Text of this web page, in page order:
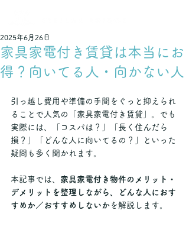
家具家電付き賃貸は本当にお
得？向いてる人・向かない人
2025年6月26日
引っ越し費用や準備の手間をぐっと抑えられ
ることで人気の「家具家電付き賃貸」。でも
実際には、「コスパは？」「長く住んだら
損？」「どんな人に向いてるの？」といった
疑問も多く聞かれます。
本記事では、 家具家電付き物件のメリット・
デメリットを整理しながら、どんな人におす
すめか／おすすめしないか を解説します。